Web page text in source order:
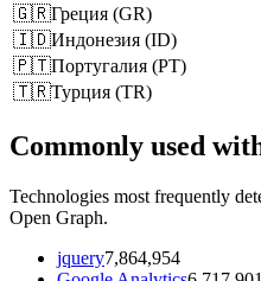
🇬🇷Греция (GR)
🇮🇩Индонезия (ID)
🇵🇹Португалия (PT)
🇹🇷Турция (TR)
Commonly used
Technologies most frequently
Open Graph.
jquery7,864,954